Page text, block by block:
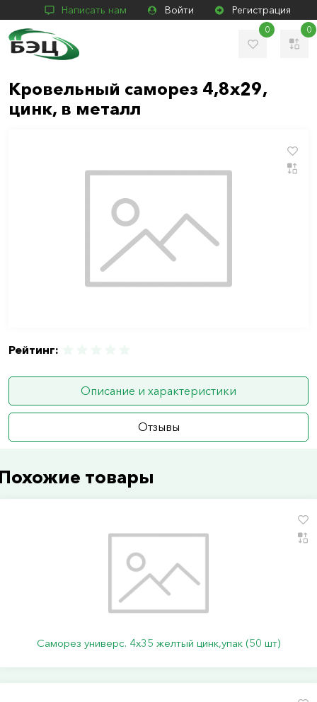
Написать нам Войти Регистрация
0 0
Кровельный саморез 4,8х29,
цинк, в металл
Рейтинг:
Описание и характеристики
Отзывы
товары
Саморез универс. 4х35 желтый цинк,упак (50 шт)